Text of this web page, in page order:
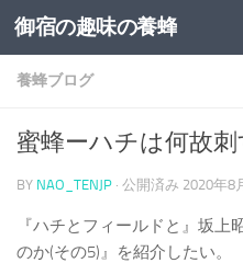
コンテンツへスキップ
御宿の趣味の養蜂
養蜂ブログ
蜜蜂ーハチは何故
BY NAO_TENJP · 公開済み 2020年8
『ハチとフィールドと』坂
のか(その5)』を紹介したい。